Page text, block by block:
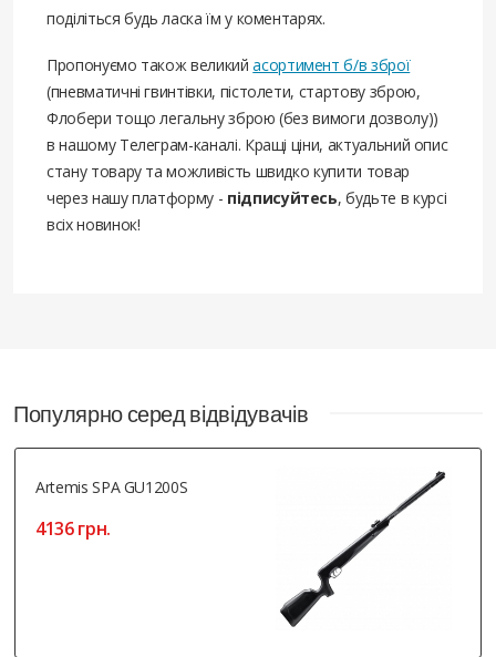
поділіться будь ласка їм у коментарях.
Пропонуємо також великийасортимент б/в зброї
(пневматичні гвинтівки, пістолети, стартову зброю,
Флобери тощо легальну зброю (без вимоги дозволу))
в нашому Телеграм-каналі. Кращі ціни, актуальний опис
стану товару та можливість швидко купити товар
через нашу платформу - підписуйтесь, будьте в курсі
всіх новинок!
Популярно серед відвідувачів
Artemis SPA GU1200S
4136 грн.